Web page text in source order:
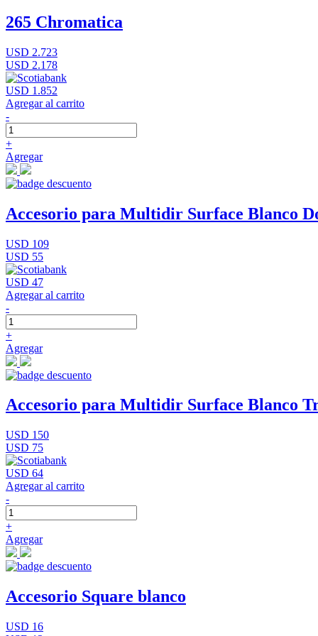
265 Chromatica
USD 2.723
USD 2.178
USD 1.852
Agregar al carrito
-
+
Agregar
Accesorio para Multidir Surface Blanco
USD 109
USD 55
USD 47
Agregar al carrito
-
+
Agregar
Accesorio para Multidir Surface Blanco
USD 150
USD 75
USD 64
Agregar al carrito
-
+
Agregar
Accesorio Square blanco
USD 16